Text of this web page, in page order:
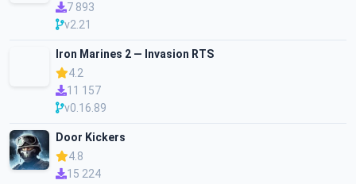
7 893
v2.21
Iron Marines 2 — Invasion RTS
4.2
11 157
v0.16.89
Door Kickers
4.8
15 224